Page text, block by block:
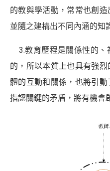
的教與學活動，常常也創
並隨之建構出不同內涵的知
3.教育歷程是關係性的、
的，所以本質上也具有強
體的互動和關係，也將引動
指認關鍵的矛盾，將有機會